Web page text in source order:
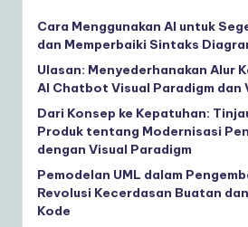
Cara Menggunakan AI untuk
dan Memperbaiki Sintaks
Ulasan: Menyederhanakan Alur
AI Chatbot Visual Paradigm dan
Dari Konsep ke Kepatuhan:
Produk tentang Modernisasi
dengan Visual Paradigm
Pemodelan UML dalam
Revolusi Kecerdasan Buatan
Kode